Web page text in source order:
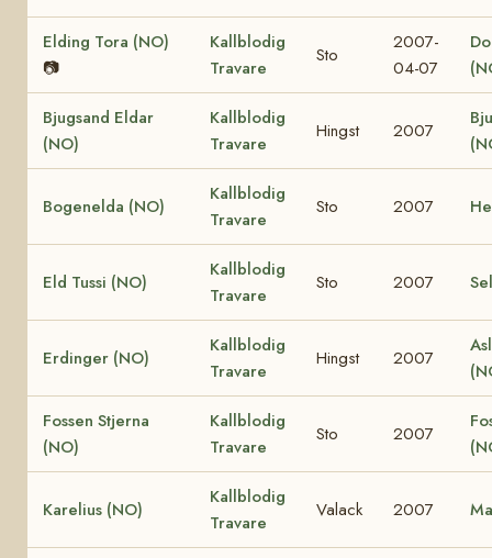
Elding Tora (NO)
📷
Kallblodig
Travare
Sto
2007-
04-07
Bjugsand Eldar
(NO)
Kallblodig
Travare
Hingst 2007
Bogenelda (NO)
Kallblodig
Travare
Sto 2007
Eld Tussi (NO)
Kallblodig
Travare
Sto 2007
Erdinger (NO)
Kallblodig
Travare
Hingst 2007
Fossen Stjerna
(NO)
Kallblodig
Travare
Sto 2007
Karelius (NO)
Kallblodig
Travare
Valack 2007